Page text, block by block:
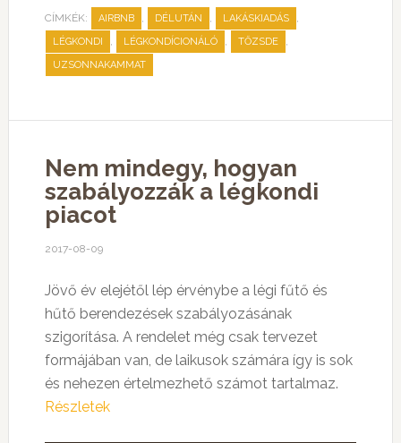
CÍMKÉK: AIRBNB , DÉLUTÁN , LAKÁSKIADÁS ,
LÉGKONDI , LÉGKONDÍCIONÁLÓ , TŐZSDE ,
UZSONNAKAMMAT
Nem mindegy, hogyan
szabályozzák a légkondi
piacot
2017-08-09
Jövő év elejétől lép érvénybe a légi fűtő és
hűtő berendezések szabályozásának
szigorítása. A rendelet még csak tervezet
formájában van, de laikusok számára így is sok
és nehezen értelmezhető számot tartalmaz.
Részletek